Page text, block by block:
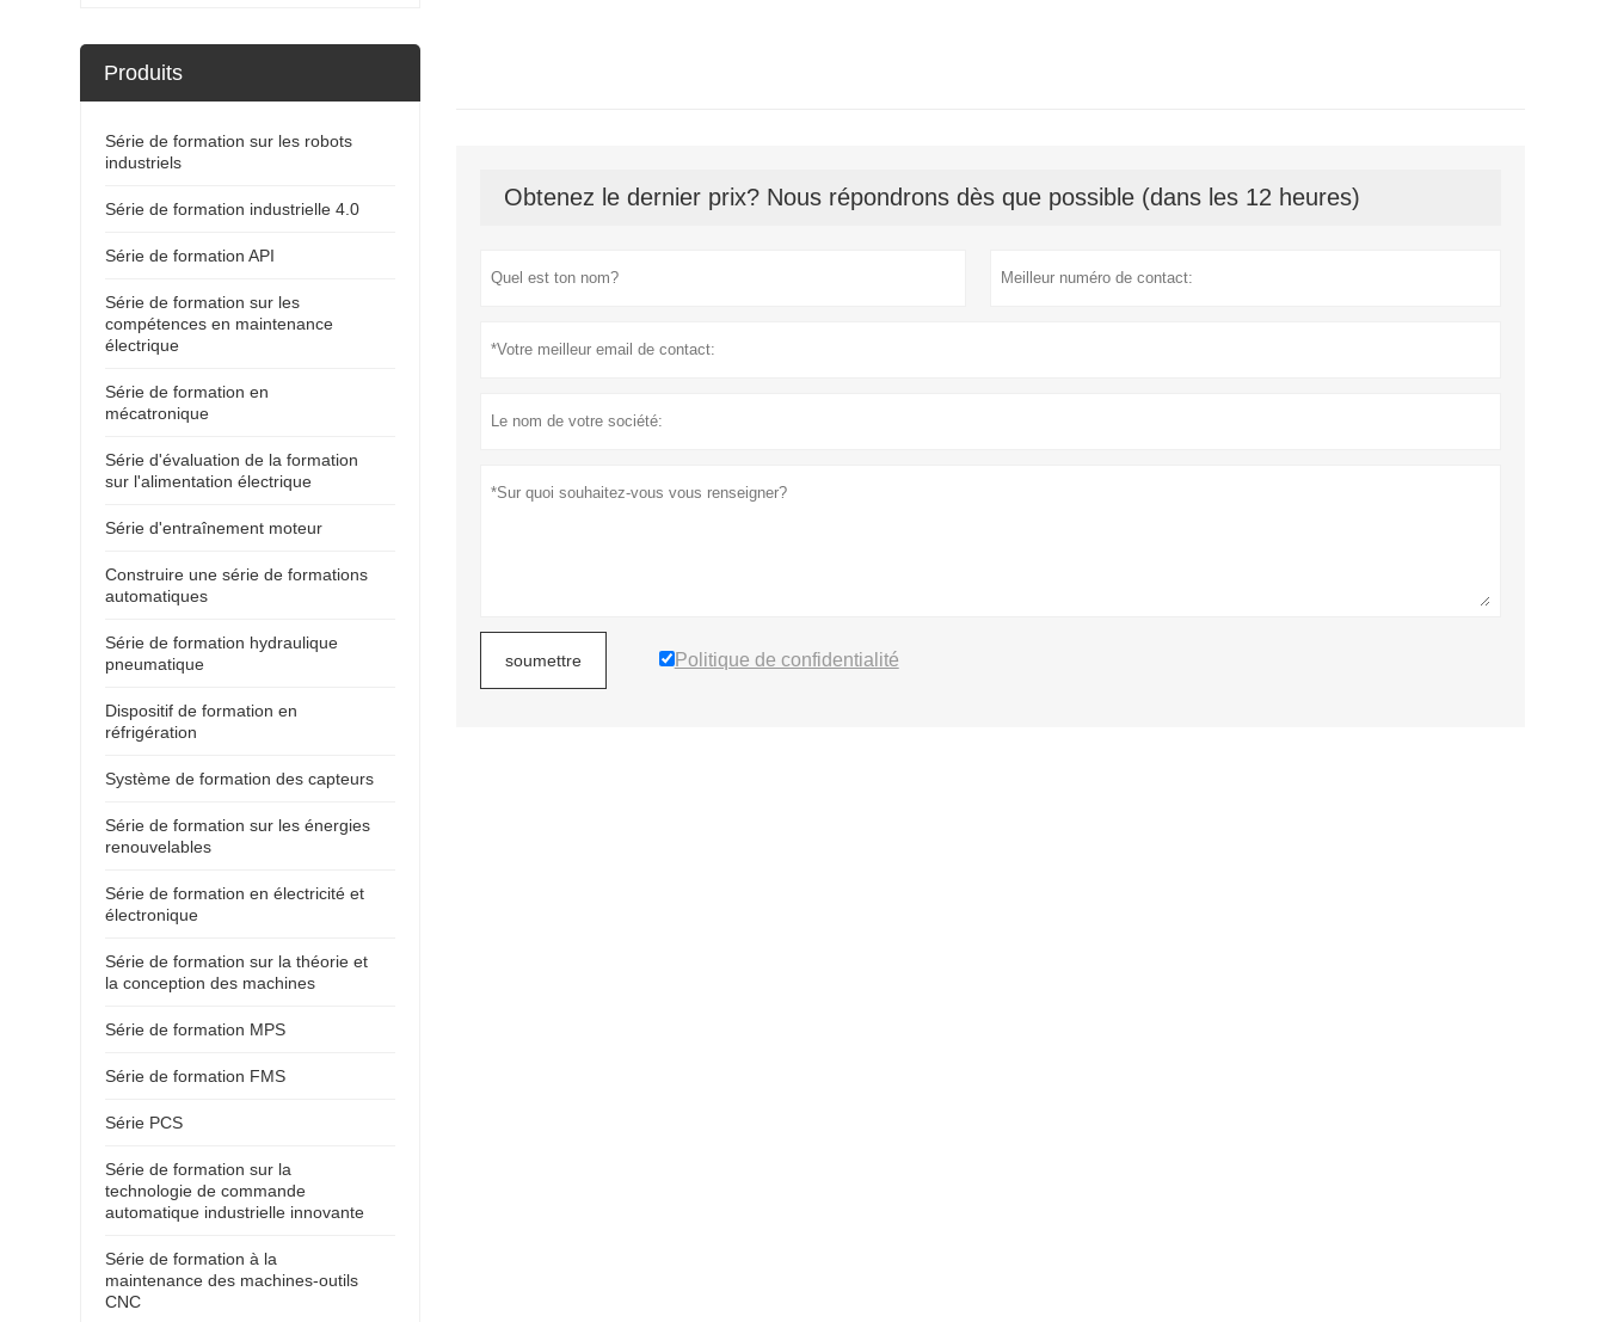
Obtenez le dernier prix? Nous répondrons dès que possible (dans les 12 heures)
soumettre Politique de confidentialité
Produits
Série de formation sur les robots
industriels
Série de formation industrielle 4.0
Série de formation API
Série de formation sur les
compétences en maintenance
électrique
Série de formation en
mécatronique
Série d'évaluation de la formation
sur l'alimentation électrique
Série d'entraînement moteur
Construire une série de formations
automatiques
Série de formation hydraulique
pneumatique
Dispositif de formation en
réfrigération
Système de formation des capteurs
Série de formation sur les énergies
renouvelables
Série de formation en électricité et
électronique
Série de formation sur la théorie et
la conception des machines
Série de formation MPS
Série de formation FMS
Série PCS
Série de formation sur la
technologie de commande
automatique industrielle innovante
Série de formation à la
maintenance des machines-outils
CNC